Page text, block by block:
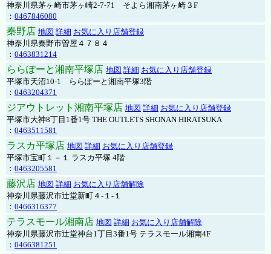
神奈川県茅ヶ崎市茅ヶ崎2‐7‐71 そよら湘南茅ヶ崎３F
： 0467846080
秦野店 地図 詳細 お気に入り店舗登録
神奈川県秦野市曽屋４７８４
： 0463831214
ららぽーと湘南平塚店 地図 詳細 お気に入り店舗登録
平塚市天沼10-1 ららぽーと湘南平塚3階
： 0463204371
ジアウトレット湘南平塚店 地図 詳細 お気に入り店舗登録
平塚市大神8丁目1番1号 THE OUTLETS SHONAN HIRATSUKA
： 0463511581
ラスカ平塚店 地図 詳細 お気に入り店舗登録
平塚市宝町１－１ ラスカ平塚 4階
： 0463205581
藤沢店 地図 詳細 お気に入り店舗解除
神奈川県藤沢市辻堂新町４-１-１
： 0466316377
テラスモール湘南店 地図 詳細 お気に入り店舗解除
神奈川県藤沢市辻堂神台1丁目3番1号 テラスモール湘南4F
： 0466381251